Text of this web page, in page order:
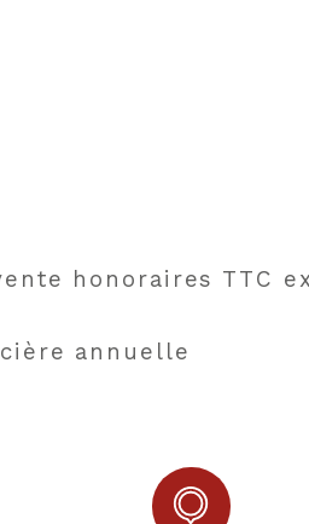
cave (m²)
honoraires TTC
annuelle